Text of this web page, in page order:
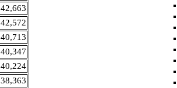
42,663
42,572
40,713
40,347
40,224
38,363